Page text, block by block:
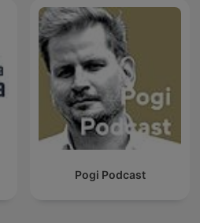
Pogi Podcast